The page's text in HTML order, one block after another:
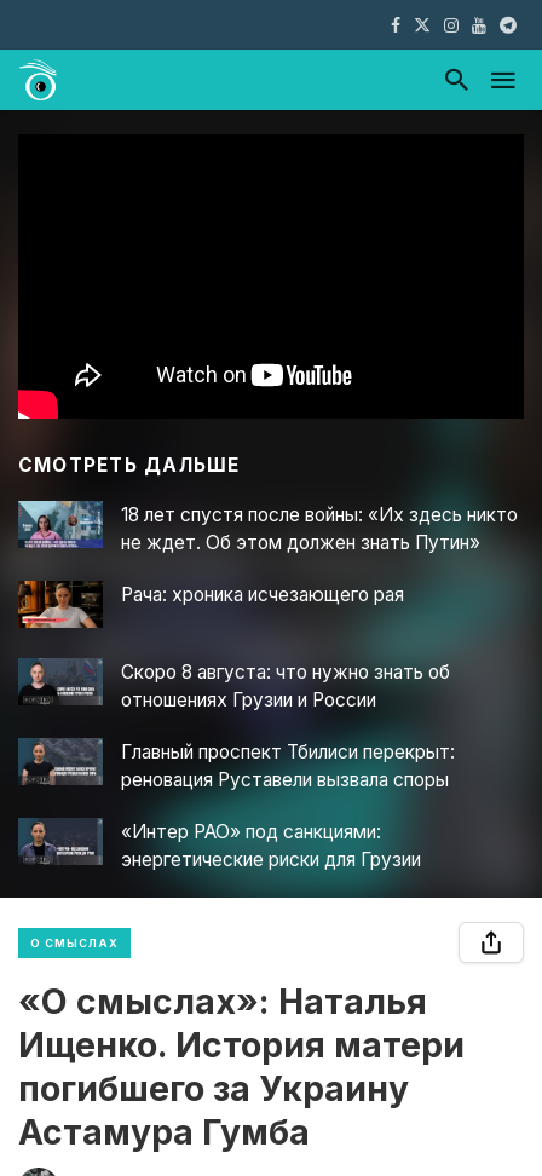
СМОТРЕТЬ ДАЛЬШЕ
18 лет спустя после войны: «Их здесь никто
не ждет. Об этом должен знать Путин»
Рача: хроника исчезающего рая
Скоро 8 августа: что нужно знать об
отношениях Грузии и России
Главный проспект Тбилиси перекрыт:
реновация Руставели вызвала споры
«Интер РАО» под санкциями:
энергетические риски для Грузии
О СМЫСЛАХ
«О смыслах»: Наталья
Ищенко. История матери
погибшего за Украину
Астамура Гумба